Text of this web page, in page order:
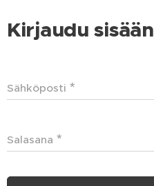
Kirjaudu sisään
Sähköposti
Salasana